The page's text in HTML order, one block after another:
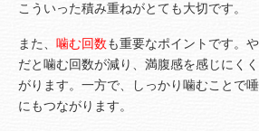
こういった積み重ねがとても大切です。
また、 噛む回数 も重要なポイントです。
だと噛む回数が減り、満腹感を感じにく
がります。一方で、しっかり噛むことで
にもつながります。